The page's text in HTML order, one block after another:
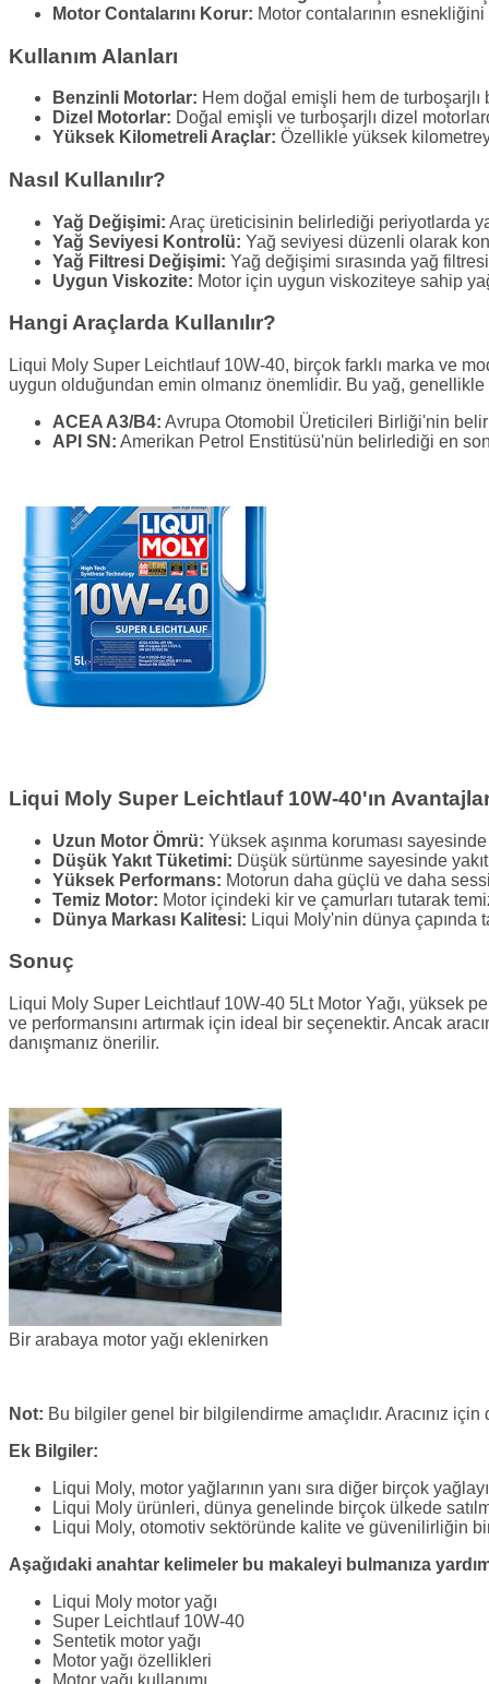
Motor Contalarını Korur: Motor contalarının esnekliğini
Kullanım Alanları
Benzinli Motorlar: Hem doğal emişli hem de
Dizel Motorlar: Doğal emişli ve turboşarjlı dizel
Yüksek Kilometreli Araçlar: Özellikle yüksek
Nasıl Kullanılır?
Yağ Değişimi: Araç üreticisinin belirlediği periyotlarda
Yağ Seviyesi Kontrolü: Yağ seviyesi düzenli olarak
Yağ Filtresi Değişimi: Yağ değişimi sırasında yağ
Uygun Viskozite: Motor için uygun viskoziteye sahip
Hangi Araçlarda Kullanılır?
Liqui Moly Super Leichtlauf 10W-40, birçok farklı marka ve
uygun olduğundan emin olmanız önemlidir. Bu yağ,
ACEA A3/B4: Avrupa Otomobil Üreticileri Birliği'nin
API SN: Amerikan Petrol Enstitüsü'nün belirlediği en son
Liqui Moly Super Leichtlauf 10W-40'ın
Uzun Motor Ömrü: Yüksek aşınma koruması
Düşük Yakıt Tüketimi: Düşük sürtünme sayesinde
Yüksek Performans: Motorun daha güçlü ve daha
Temiz Motor: Motor içindeki kir ve çamurları tutarak
Dünya Markası Kalitesi: Liqui Moly'nin dünya çapında
Sonuç
Liqui Moly Super Leichtlauf 10W-40 5Lt Motor Yağı, yüksek
ve performansını artırmak için ideal bir seçenektir. Ancak
danışmanız önerilir.
Bir arabaya motor yağı eklenirken
Not: Bu bilgiler genel bir bilgilendirme amaçlıdır. Aracınız
Ek Bilgiler:
Liqui Moly, motor yağlarının yanı sıra diğer birçok
Liqui Moly ürünleri, dünya genelinde birçok ülkede
Liqui Moly, otomotiv sektöründe kalite ve güvenilirliğin
Aşağıdaki anahtar kelimeler bu makaleyi bulmanıza
Liqui Moly motor yağı
Super Leichtlauf 10W-40
Sentetik motor yağı
Motor yağı özellikleri
Motor yağı kullanımı